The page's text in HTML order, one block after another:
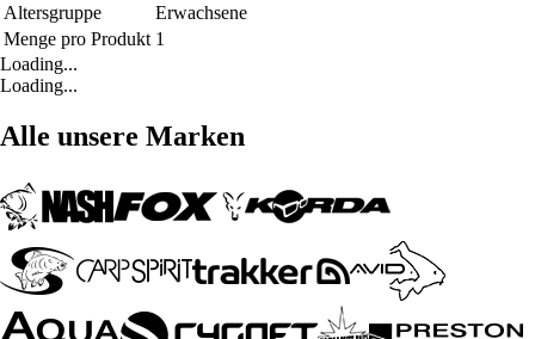
Altersgruppe
Erwachsene
Menge pro Produkt 1
Loading...
Loading...
Alle unsere Marken